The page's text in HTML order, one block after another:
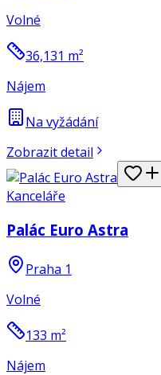
Volné
36,131 m²
Nájem
Na vyžádání
Zobrazit detail
Kanceláře
Palác Euro Astra
Praha 1
Volné
133 m²
Nájem